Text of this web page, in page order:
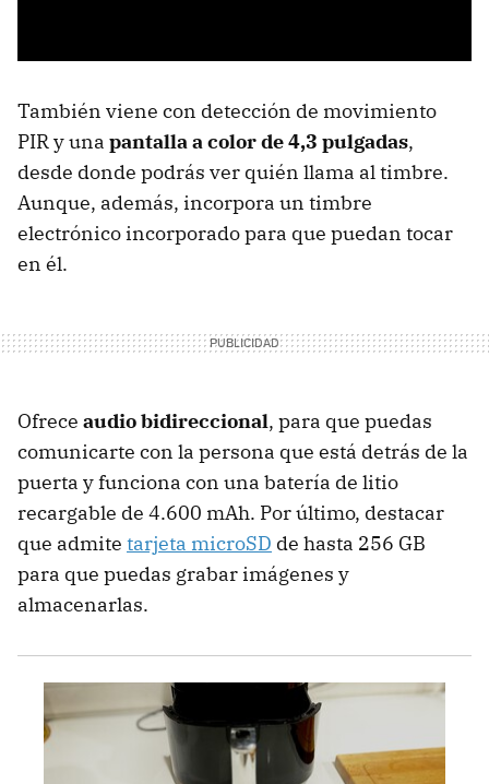
También viene con detección de movimiento
PIR y una pantalla a color de 4,3 pulgadas,
desde donde podrás ver quién llama al timbre.
Aunque, además, incorpora un timbre
electrónico incorporado para que puedan tocar
en él.
Ofrece audio bidireccional, para que puedas
comunicarte con la persona que está detrás de la
puerta y funciona con una batería de litio
recargable de 4.600 mAh. Por último, destacar
que admite tarjeta microSD de hasta 256 GB
para que puedas grabar imágenes y
almacenarlas.